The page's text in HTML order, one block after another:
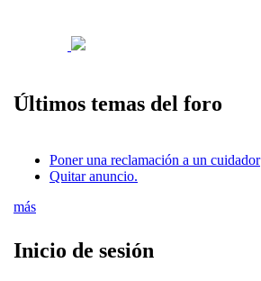
Últimos temas del foro
Poner una reclamación a un cuidador
Quitar anuncio.
más
Inicio de sesión